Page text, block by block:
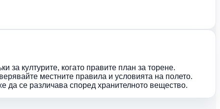
за културите, когато правите план за торене.
местните правила и условията на полето.
да се различава според хранителното вещество.